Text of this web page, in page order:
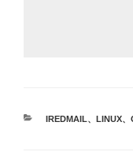
カIREDMAIL、 LINUX、